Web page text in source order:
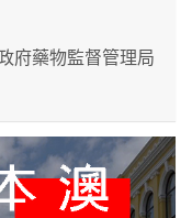
藥物監督管理局